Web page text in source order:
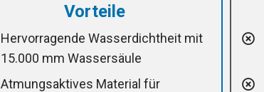
Vorteile
Hervorragende Wasserdichtheit mit
15.000 mm Wassersäule
Atmungsaktives Material für